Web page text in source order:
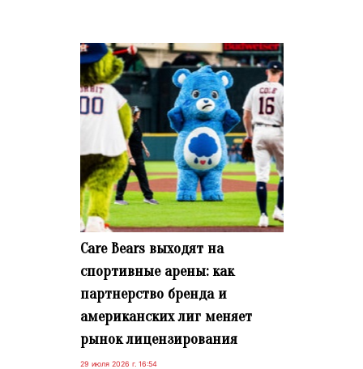
Care Bears выходят на
спортивные арены: как
партнерство бренда и
американских лиг меняет
рынок лицензирования
29 июля 2026 г. 16:54